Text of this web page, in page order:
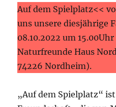
Auf dem Spielplatz<<
uns unsere diesjährige
08.10.2022 um
Naturfreunde Haus
74226 Nordheim).
„Auf dem Spielplatz“